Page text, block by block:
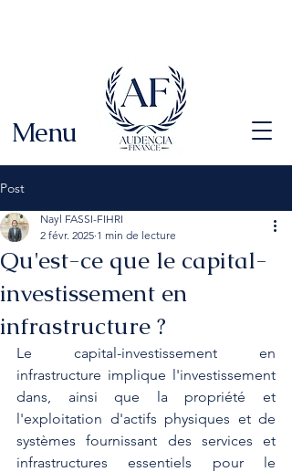
Menu
Post
Qu'est-ce que le capital-
investissement en
infrastructure ?
Nayl FASSI-FIHRI
2 févr. 2025 1 min de lecture
Le capital-investissement en
infrastructure implique l'investissement
dans, ainsi que la propriété et
l'exploitation d'actifs physiques et de
systèmes fournissant des services et
infrastructures essentiels pour le